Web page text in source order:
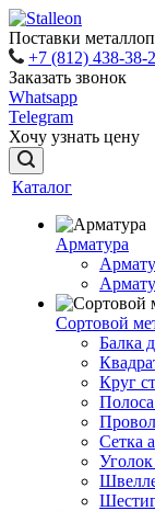
Поставки
+7 (812) 438-38-
Заказать звонок
Whatsapp
Telegram
Хочу узнать цену
Каталог
Арматура
Сортовой
Балка
Круг
Полоса
Сетка
Уголок